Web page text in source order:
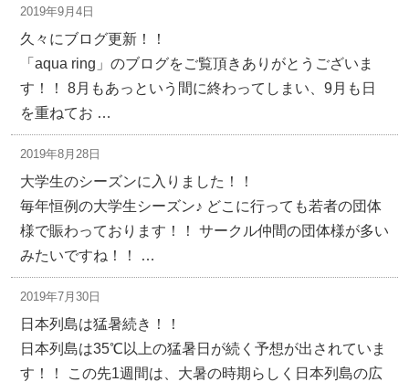
2019年9月4日
久々にブログ更新！！
「aqua ring」のブログをご覧頂きありがとうございま
す！！ 8月もあっという間に終わってしまい、9月も日
を重ねてお …
2019年8月28日
大学生のシーズンに入りました！！
毎年恒例の大学生シーズン♪ どこに行っても若者の団体
様で賑わっております！！ サークル仲間の団体様が多い
みたいですね！！ …
2019年7月30日
日本列島は猛暑続き！！
日本列島は35℃以上の猛暑日が続く予想が出されていま
す！！ この先1週間は、大暑の時期らしく日本列島の広